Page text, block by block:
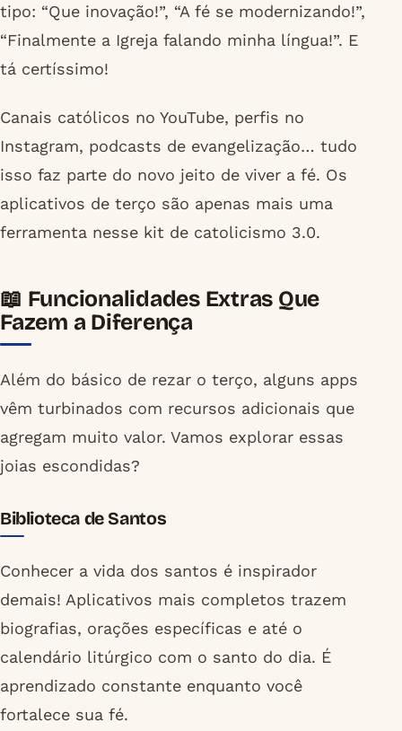
tipo: “Que inovação!”, “A fé se modernizando!”,
“Finalmente a Igreja falando minha língua!”. E
tá certíssimo!
Canais católicos no YouTube, perfis no
Instagram, podcasts de evangelização… tudo
isso faz parte do novo jeito de viver a fé. Os
aplicativos de terço são apenas mais uma
ferramenta nesse kit de catolicismo 3.0.
📖 Funcionalidades Extras Que
Fazem a Diferença
Além do básico de rezar o terço, alguns apps
vêm turbinados com recursos adicionais que
agregam muito valor. Vamos explorar essas
joias escondidas?
Biblioteca de Santos
Conhecer a vida dos santos é inspirador
demais! Aplicativos mais completos trazem
biografias, orações específicas e até o
calendário litúrgico com o santo do dia. É
aprendizado constante enquanto você
fortalece sua fé.